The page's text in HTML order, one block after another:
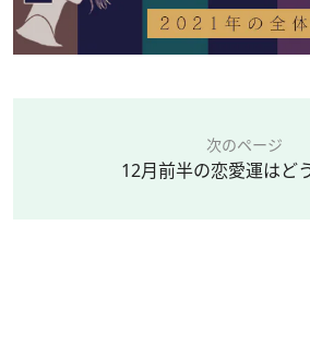
次のページ
12月前半の恋愛運はど